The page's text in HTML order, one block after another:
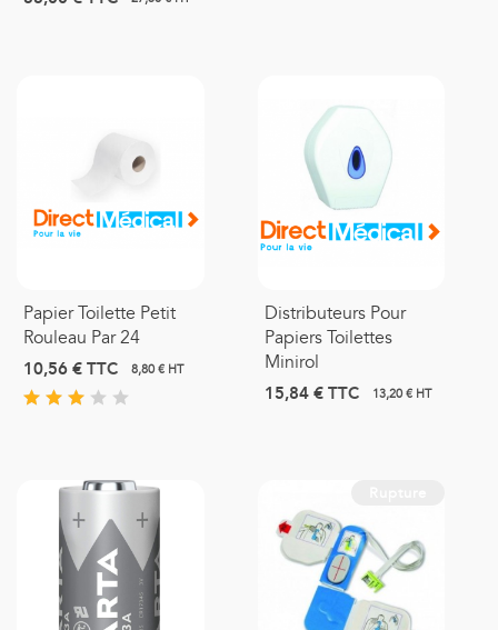
Papier Toilette Petit
Rouleau Par 24
10,56 €TTC 8,80 € HT
Distributeurs Pour
Papiers Toilettes
Minirol
15,84 €TTC 13,20 € HT